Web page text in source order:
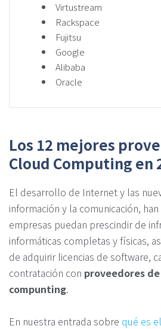
Virtustream
Rackspace
Fujitsu
Google
Alibaba
Oracle
Los 12 mejores
Cloud Computing en
El desarrollo de Internet y las
información y la comunicación,
empresas puedan prescindir de
informáticas completas y físicas,
de adquirir licencias de software,
contratación con proveedores
compunting.
En nuestra entrada sobre qué es